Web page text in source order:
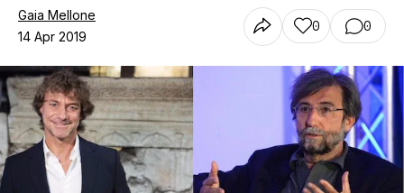
Chi siamo
Contatti
Gaia Mellone
14 Apr 2019
0 0